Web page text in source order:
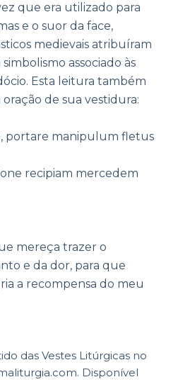
que era utilizado para
e o suor da face,
medievais atribuíram
associado às
Esta leitura também
de sua vestidura:
portare manipulum fletus
recipiam mercedem
mereça trazer o
e da dor, para que
a recompensa do meu
das Vestes Litúrgicas no
Disponível